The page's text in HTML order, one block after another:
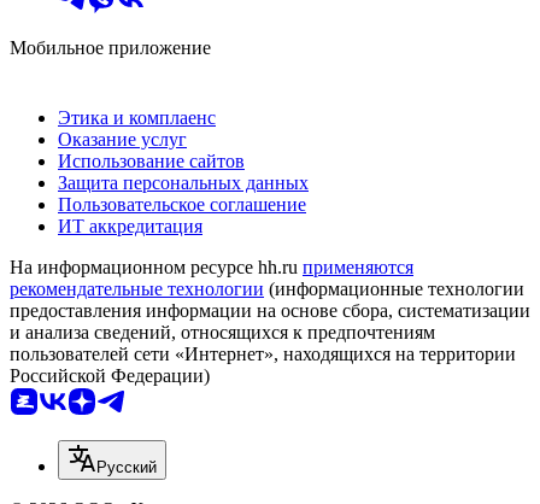
Мобильное приложение
Этика и комплаенс
Оказание услуг
Использование сайтов
Защита персональных данных
Пользовательское соглашение
ИТ аккредитация
На информационном ресурсе hh.ru применяются
рекомендательные технологии (информационные технологии
предоставления информации на основе сбора, систематизации
и анализа сведений, относящихся к предпочтениям
пользователей сети «Интернет», находящихся на территории
Российской Федерации)
Русский